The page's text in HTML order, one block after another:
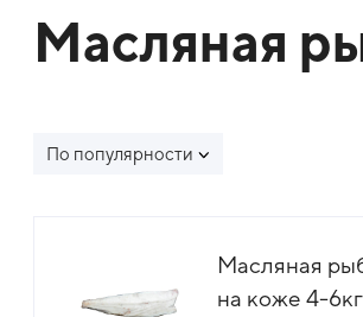
Масляная
По популярности
СписокМасляная
на коже 4-